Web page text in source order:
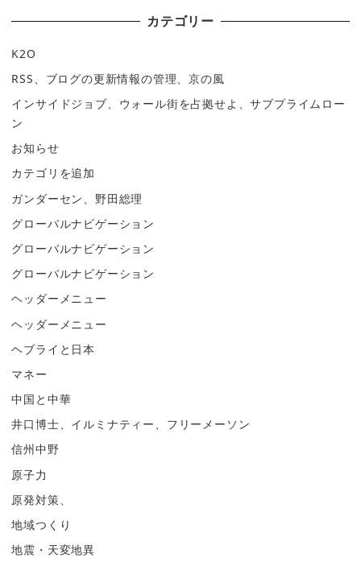
カテゴリー
K2O
RSS、ブログの更新情報の管理、京の風
インサイドジョブ、ウォール街を占拠せよ、サブプライムロー
ン
お知らせ
カテゴリを追加
ガンダーセン、野田総理
グローバルナビゲーション
グローバルナビゲーション
グローバルナビゲーション
ヘッダーメニュー
ヘッダーメニュー
ヘブライと日本
マネー
中国と中華
井口博士、イルミナティー、フリーメーソン
信州中野
原子力
原発対策、
地域つくり
地震・天変地異